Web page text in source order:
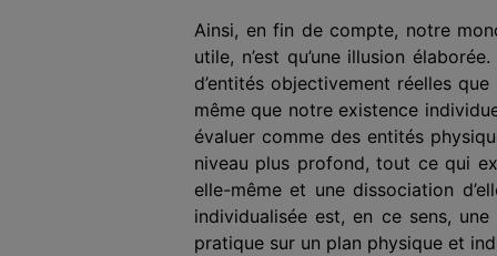
Ainsi, en fin de compte, notre
utile, n’est qu’une illusion
d’entités objectivement réelles
même que notre existence
évaluer comme des entités
niveau plus profond, tout ce qui
elle-même et une dissociation
individualisée est, en ce sens,
pratique sur un plan physique et